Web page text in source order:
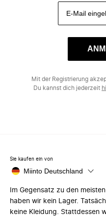
Mit der Registrierung
Du kannst dich jederzeit
Sie kaufen ein von
Miinto Deutschland
Im Gegensatz zu den
haben wir kein Lager.
keine Kleidung. Stattdessen